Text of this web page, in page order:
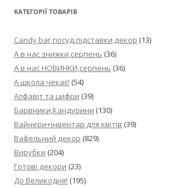
КАТЕГОРІЇ ТОВАРІВ
Candy bar,посуд,підставки,декор (13)
А в нас знижки,серпень (36)
А в нас НОВИНКИ,серпень (36)
А школа чекає! (54)
Алфавіт та цифри (39)
Барвники,Кандурини (130)
Вайнери+інвентар для квітів (39)
Вафельний декор (829)
Вирубки (204)
Готові декори (23)
До Великодня! (195)